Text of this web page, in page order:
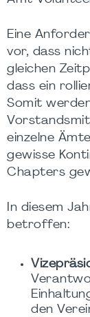
Eine
vor, dass
gleichen
dass ein
Somit
einzelne
gewisse
Chapters
In diesem
betroffen:
den